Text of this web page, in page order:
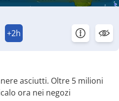
+2h
asciutti. Oltre 5 milioni
ora nei negozi